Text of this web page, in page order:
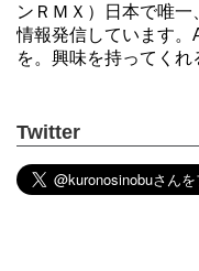
ンＲＭＸ）日本で唯
情報発信しています
を。興味を持ってくれ
Twitter